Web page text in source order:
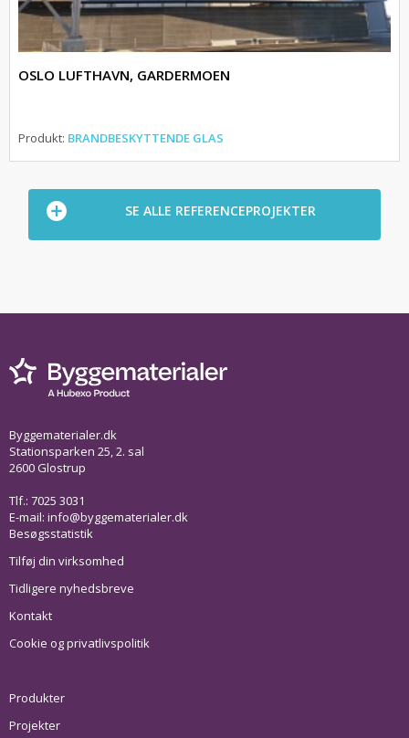
OSLO LUFTHAVN, GARDERMOEN
Produkt: BRANDBESKYTTENDE GLAS
SE ALLE REFERENCEPROJEKTER
Byggematerialer.dk
Stationsparken 25, 2. sal
2600 Glostrup
Tlf.: 7025 3031
E-mail: info@byggematerialer.dk
Besøgsstatistik
Tilføj din virksomhed
Tidligere nyhedsbreve
Kontakt
Cookie og privatlivspolitik
Produkter
Projekter